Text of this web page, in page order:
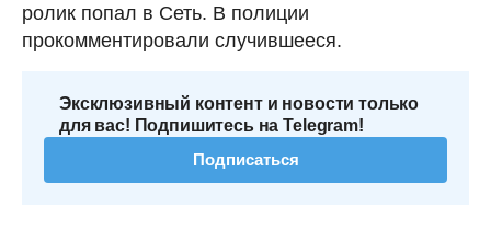
ролик попал в Сеть. В полиции
прокомментировали случившееся.
Эксклюзивный контент и новости только
для вас! Подпишитесь на Telegram!
Подписаться